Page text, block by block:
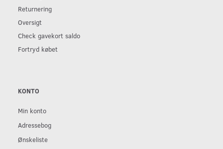
Returnering
Oversigt
Check gavekort saldo
Fortryd købet
KONTO
Min konto
Adressebog
Ønskeliste